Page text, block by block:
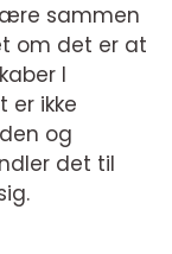
sammen
om det er at
I
er ikke
og
det til